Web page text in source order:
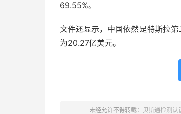
69.55%。
文件还显示，中国依然是特斯拉
为20.27亿美元。
未经允许不得转载： 贝斯通检测认